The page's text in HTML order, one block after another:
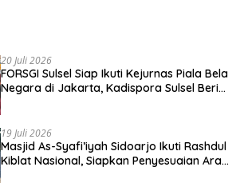
20 Juli 2026
FORSGI Sulsel Siap Ikuti Kejurnas Piala Bela
Negara di Jakarta, Kadispora Sulsel Beri
19 Juli 2026
Masjid As-Syafi’iyah Sidoarjo Ikuti Rashdul
Kiblat Nasional, Siapkan Penyesuaian Arah